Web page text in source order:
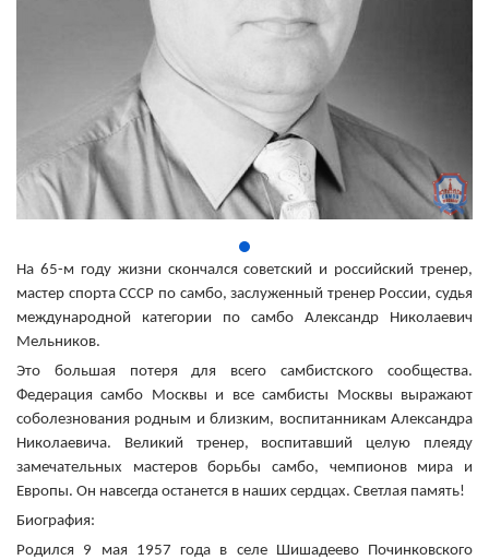
На 65-м году жизни скончался советский и российский тренер,
мастер спорта СССР по самбо, заслуженный тренер России, судья
международной категории по самбо Александр Николаевич
Мельников.
Это большая потеря для всего самбистского сообщества.
Федерация самбо Москвы и все самбисты Москвы выражают
соболезнования родным и близким, воспитанникам Александра
Николаевича. Великий тренер, воспитавший целую плеяду
замечательных мастеров борьбы самбо, чемпионов мира и
Европы. Он навсегда останется в наших сердцах. Светлая память!
Биография:
Родился 9 мая 1957 года в селе Шишадеево Починковского